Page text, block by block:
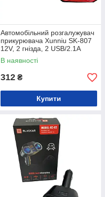
Автомобільний розгалужувач
прикурювача Xunniu SK-807
12V, 2 гнізда, 2 USB/2.1А
В наявності
312 ₴
Купити